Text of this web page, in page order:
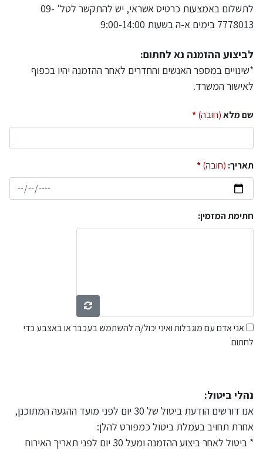
לתשלום באמצעות כרטיס אשראי, יש להתקשר לטל' 09-
7778013 בימים א-ה בשעות 9:00-14:00
לביצוע ההזמנה נא לחתום:
*שינויים במספר האנשים והחדרים לאחר ההזמנה יהיו בכפוף
לאישור המשרד.
שם מלא(חובה)
תאריך: (חובה)
חתימת המזמין:
אני אדם עם מוגבלות ואיני יכול/ה להשתמש בעכבר או באצבע כדי
לחתום
נהלי ביטול:
אנו דורשים הודעת ביטול של 30 יום לפני מועד ההגעה המתוכנן,
אחרת תחויב בעמלת ביטול כמפורט להלן:
* ביטול לאחר ביצוע ההזמנה ומעל 30 יום לפני תאריך האירוח